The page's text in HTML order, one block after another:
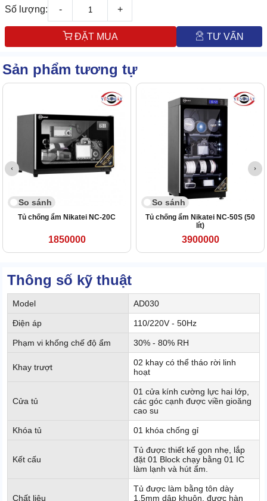
Số lượng: - +
ĐẶT MUA TƯ VẤN
Sản phẩm tương tự
So sánh
Tủ chống ẩm Nikatei NC-20C
1850000
So sánh
Tủ chống ẩm Nikatei NC-50S (50
lít)
3900000
Thông số kỹ thuật
Model AD030
Điện áp 110/220V - 50Hz
Phạm vi khống chế độ ẩm 30% - 80% RH
Khay trượt
02 khay có thể tháo rời linh
hoạt
Cửa tủ
01 cửa kính cường lực hai lớp,
các góc cạnh được viền gioăng
cao su
Khóa tủ 01 khóa chống gỉ
Kết cấu
Tủ được thiết kế gọn nhẹ, lắp
đặt 01 Block chạy bằng 01 IC
làm lạnh và hút ẩm.
Chất liệu
Tủ được làm bằng tôn dày
1.5mm dập khuôn, được hàn